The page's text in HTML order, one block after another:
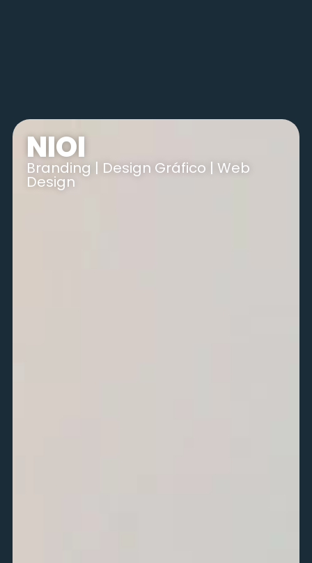
NIOI
Branding | Design Gráfico | Web
Design